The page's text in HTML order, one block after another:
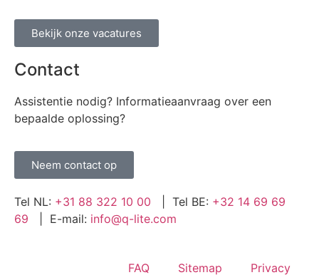
Bekijk onze vacatures
Contact
Assistentie nodig? Informatieaanvraag over een
bepaalde oplossing?
Neem contact op
Tel NL: +31 88 322 10 00 | Tel BE: +32 14 69 69
69 | E-mail: info@q-lite.com
FAQ Sitemap Privacy